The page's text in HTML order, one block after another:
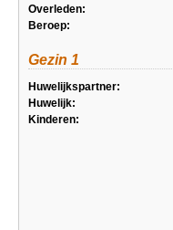
Overleden:
Beroep:
Gezin 1
Huwelijkspartner:
Huwelijk:
Kinderen: